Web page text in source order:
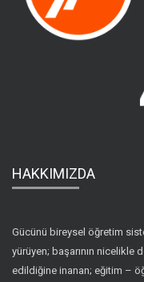
HAKKIMIZDA
Gücünü bireysel öğretim
yürüyen; başarının nicelikle
edildiğine inanan; eğitim –